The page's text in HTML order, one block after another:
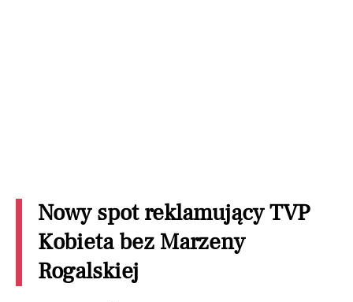
Nowy spot reklamujący TVP
Kobieta bez Marzeny
Rogalskiej